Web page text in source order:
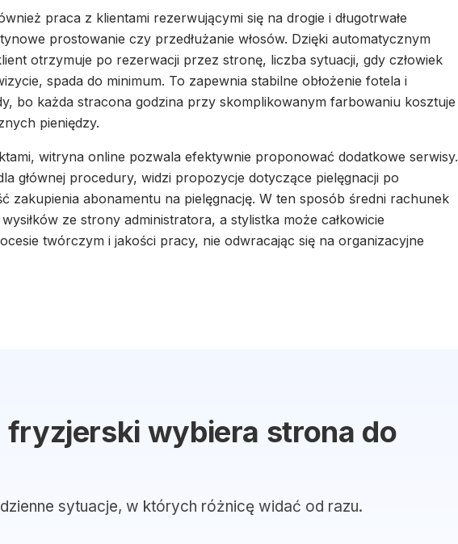
praca z klientami rezerwującymi się na drogie i długotrwałe
prostowanie czy przedłużanie włosów. Dzięki automatycznym
otrzymuje po rezerwacji przez stronę, liczba sytuacji, gdy człowiek
spada do minimum. To zapewnia stabilne obłożenie fotela i
bo każda stracona godzina przy skomplikowanym farbowaniu kosztuje
pieniędzy.
witryna online pozwala efektywnie proponować dodatkowe serwisy.
głównej procedury, widzi propozycje dotyczące pielęgnacji po
zakupienia abonamentu na pielęgnację. W ten sposób średni rachunek
ze strony administratora, a stylistka może całkowicie
twórczym i jakości pracy, nie odwracając się na organizacyjne
fryzjerski wybiera strona do
sytuacje, w których różnicę widać od razu.